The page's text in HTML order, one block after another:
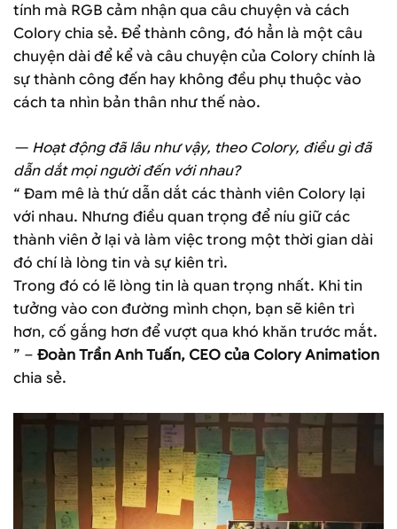
tính mà RGB cảm nhận qua câu chuyện và cách
Colory chia sẻ. Để thành công, đó hẳn là một câu
chuyện dài để kể và câu chuyện của Colory chính là
sự thành công đến hay không đều phụ thuộc vào
cách ta nhìn bản thân như thế nào.
— Hoạt động đã lâu như vậy, theo Colory, điều gì đã
dẫn dắt mọi người đến với nhau?
“ Đam mê là thứ dẫn dắt các thành viên Colory lại
với nhau. Nhưng điều quan trọng để níu giữ các
thành viên ở lại và làm việc trong một thời gian dài
đó chí là lòng tin và sự kiên trì.
Trong đó có lẽ lòng tin là quan trọng nhất. Khi tin
tưởng vào con đường mình chọn, bạn sẽ kiên trì
hơn, cố gắng hơn để vượt qua khó khăn trước mắt.
” – Đoàn Trần Anh Tuấn, CEO của Colory Animation
chia sẻ.